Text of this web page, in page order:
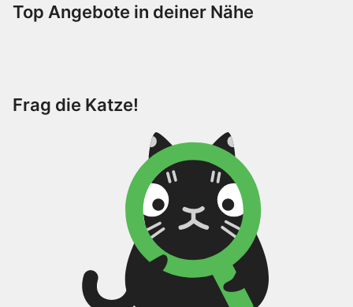
Top Angebote in deiner Nähe
Frag die Katze!